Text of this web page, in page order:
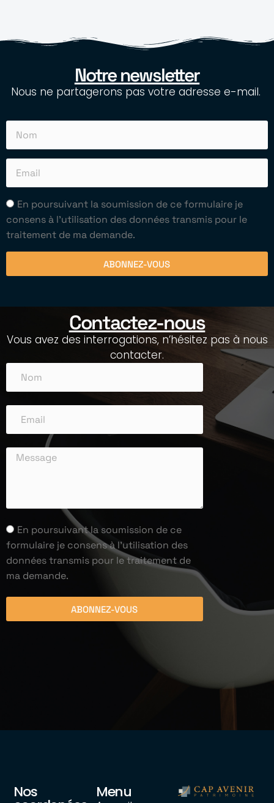
Notre newsletter
Nous ne partagerons pas votre adresse e-mail.
En poursuivant la soumission de ce formulaire je
consens à l'utilisation des données transmis pour le
traitement de ma demande.
ABONNEZ-VOUS
Contactez-nous
Vous avez des interrogations, n’hésitez pas à nous
contacter.
En poursuivant la soumission de ce
formulaire je consens à l'utilisation des
données transmis pour le traitement de
ma demande.
ABONNEZ-VOUS
Menu
Nos